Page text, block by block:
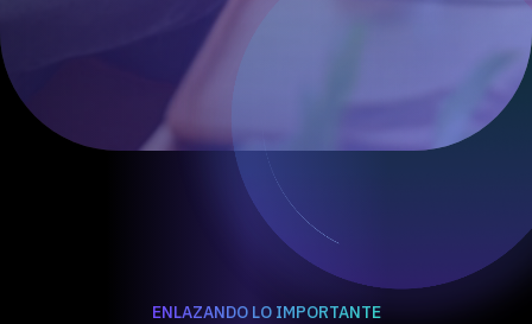
ENLAZANDO LO IMPORTANTE